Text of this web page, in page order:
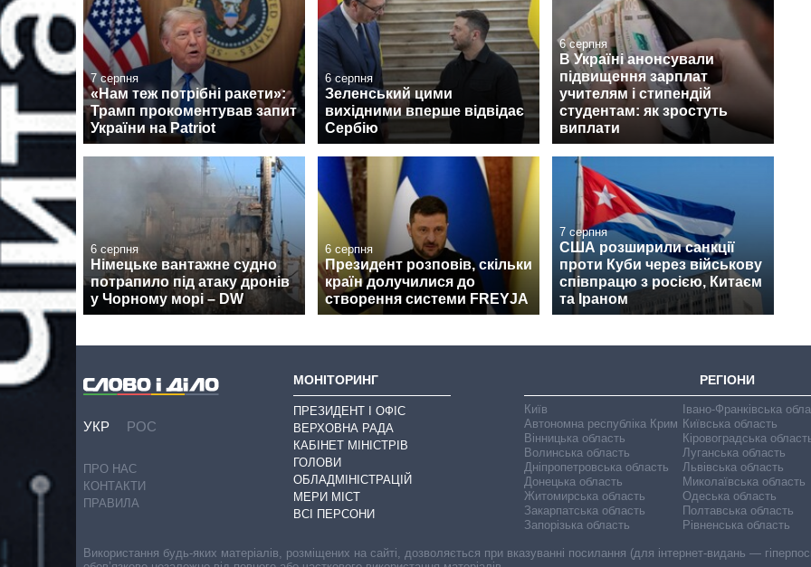
7 серпня
«Нам теж потрібні ракети»:
Трамп прокоментував запит
України на Patriot
6 серпня
Зеленський цими
вихідними вперше відвідає
Сербію
6 серпня
В Україні анонсували
підвищення зарплат
учителям і стипендій
студентам: як зростуть
виплати
6 серпня
Німецьке вантажне судно
потрапило під атаку дронів
у Чорному морі – DW
6 серпня
Президент розповів, скільки
країн долучилися до
створення системи FREYJA
7 серпня
США розширили санкції
проти Куби через військову
співпрацю з росією, Китаєм
та Іраном
УКР РОС
ПРО НАС
КОНТАКТИ
ПРАВИЛА
МОНІТОРИНГ
ПРЕЗИДЕНТ І ОФІС
ВЕРХОВНА РАДА
КАБІНЕТ МІНІСТРІВ
ГОЛОВИ
ОБЛАДМІНІСТРАЦІЙ
МЕРИ МІСТ
ВСІ ПЕРСОНИ
РЕГІОНИ
Київ
Автономна республіка Крим
Вінницька область
Волинська область
Дніпропетровська область
Донецька область
Житомирська область
Закарпатська область
Запорізька область
Івано-Франківська
Київська область
Кіровоградська
Луганська область
Львівська область
Миколаївська область
Одеська область
Полтавська область
Рівненська область
Використання будь-яких матеріалів, розміщених на сайті, дозволяється при вказуванні посилання (для інтернет-видань —